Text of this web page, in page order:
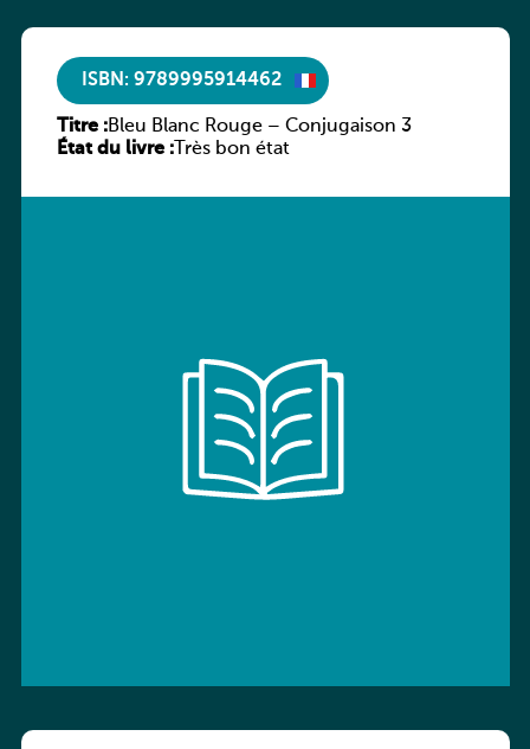
ISBN: 9789995914462
Titre :Bleu Blanc Rouge – Conjugaison 3
État du livre :Très bon état